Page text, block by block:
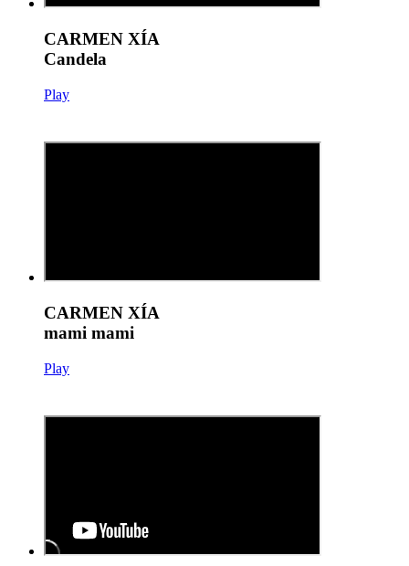
CARMEN XÍA
Candela
Play
CARMEN XÍA
mami mami
Play